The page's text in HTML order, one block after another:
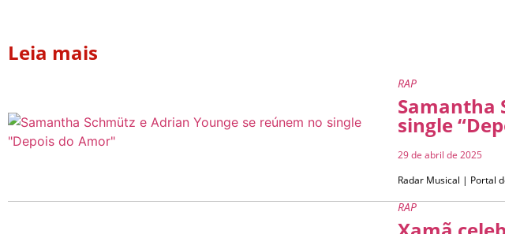
Leia mais
RAP
Samantha
single
29 de abril de 2025
Radar Musical | Portal
RAP